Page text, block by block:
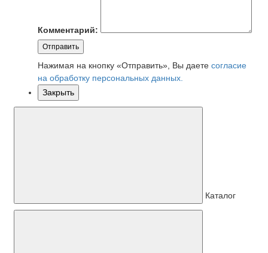
Комментарий:
Отправить
Нажимая на кнопку «Отправить», Вы даете согласие
на обработку персональных данных.
Закрыть
Каталог